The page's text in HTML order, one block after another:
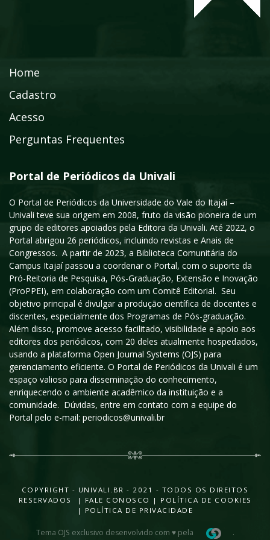
Home
Cadastro
Acesso
Perguntas Frequentes
Portal de Periódicos da Univali
O Portal de Periódicos da Universidade do Vale do Itajaí –
Univali teve sua origem em 2008, fruto da visão pioneira de um
grupo de editores apoiados pela Editora da Univali. Até 2022, o
Portal abrigou 26 periódicos, incluindo revistas e Anais de
Congressos. A partir de 2023, a Biblioteca Comunitária do
Campus Itajaí passou a coordenar o Portal, com o suporte da
Pró-Reitoria de Pesquisa, Pós-Graduação, Extensão e Inovação
(ProPPEI), em colaboração com um Comitê Editorial. Seu
objetivo principal é divulgar a produção científica de docentes e
discentes, especialmente dos Programas de Pós-graduação.
Além disso, promove acesso facilitado, visibilidade e apoio aos
editores dos periódicos, com 20 deles atualmente hospedados,
usando a plataforma Open Journal Systems (OJS) para
gerenciamento eficiente. O Portal de Periódicos da Univali é um
espaço valioso para disseminação do conhecimento,
enriquecendo o ambiente acadêmico da instituição e a
comunidade. Dúvidas, entre em contato com a equipe do
Portal pelo e-mail: periodicos@univali.br
COPYRIGHT - UNIVALI.BR - 2021 - TODOS OS DIREITOS
RESERVADOS |
FALE CONOSCO | POLÍTICA DE COOKIES
| POLÍTICA DE PRIVACIDADE
Tema OJS exclusivo desenvolvido com ♥ pela .